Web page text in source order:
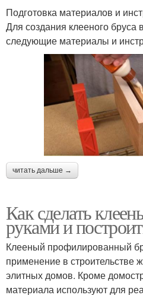
Подготовка материалов и
Для создания клееного бруса
следующие материалы и
читать дальше →
Как сделать
руками и
Клееный профилированный
применение в строительстве
элитных домов. Кроме
материала используют для